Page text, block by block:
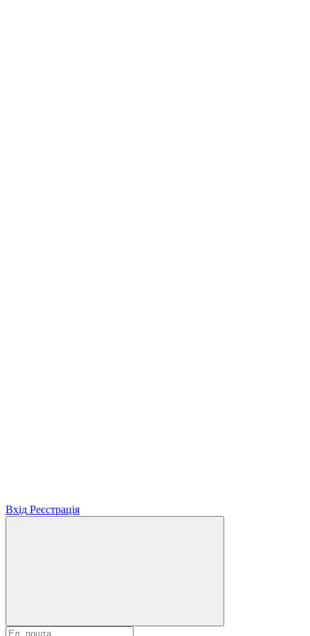
Вхід Реєстрація